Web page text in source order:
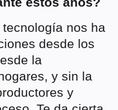
nos ha
desde los
la
y sin la
y